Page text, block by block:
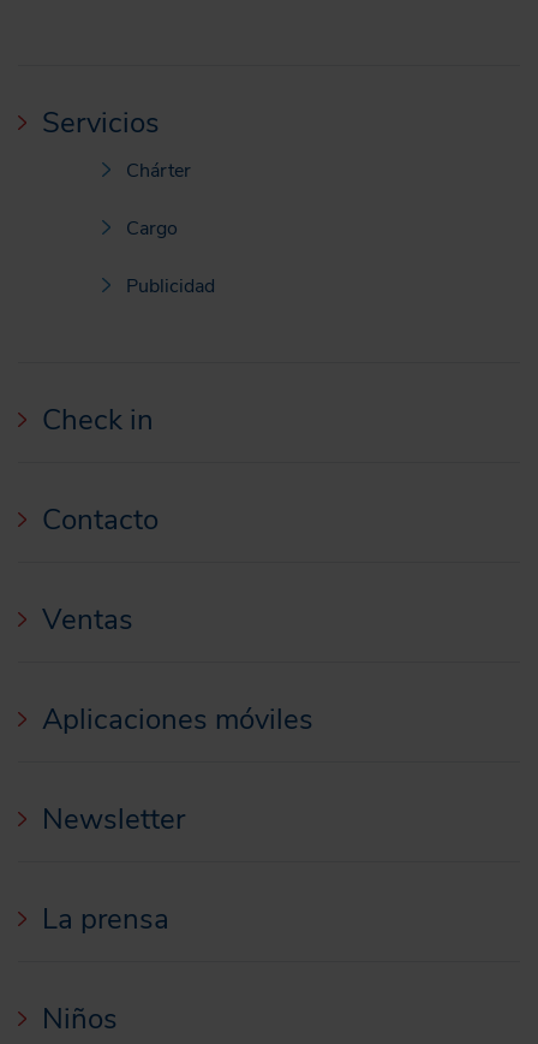
Servicios
Chárter
Cargo
Publicidad
Check in
Contacto
Ventas
Aplicaciones móviles
Newsletter
La prensa
Niños